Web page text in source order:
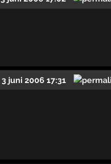
3 juni 2006 17:31